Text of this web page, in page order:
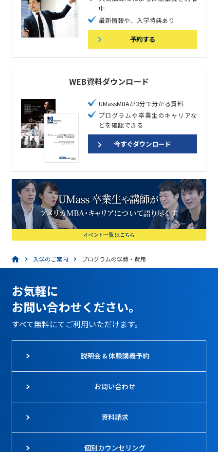
中
最新情報や、入学特典あり
予約する
WEB資料ダウンロード
UMassMBAが3分で分かる資料
プログラムや卒業生のキャリアな
どを確認できる
今すぐダウンロード
入学のご案内 プログラムの学費・費用
お気軽に
お問い合わせください。
すべて無料にてご利用いただけます。
説明会 & 体験講義予約
お問い合わせ
資料請求
個別カウンセリング